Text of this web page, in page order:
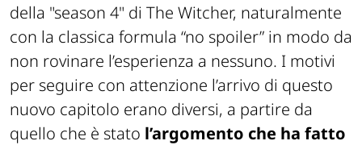
della "season 4" di The Witcher, naturalmente
con la classica formula “no spoiler” in modo da
non rovinare l’esperienza a nessuno. I motivi
per seguire con attenzione l’arrivo di questo
nuovo capitolo erano diversi, a partire da
quello che è stato l’argomento che ha fatto